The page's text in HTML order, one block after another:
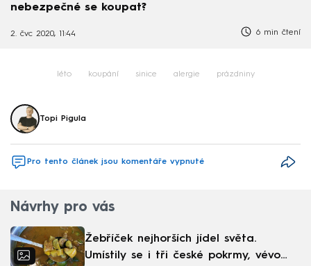
nebezpečné se koupat?
2. čvc 2020, 11:44 6 min čtení
léto koupání sinice alergie prázdniny
Topi Pigula
Pro tento článek jsou komentáře vypnuté
Návrhy pro vás
Žebříček nejhorších jídel světa.
Umístily se i tři české pokrmy, vévodí